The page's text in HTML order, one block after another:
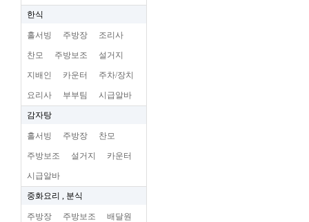
한식
홀서빙 주방장 조리사
찬모 주방보조 설거지
지배인 카운터 주차/장치
요리사 부부팀 시급알바
감자탕
홀서빙 주방장 찬모
주방보조 설거지 카운터
시급알바
중화요리 , 분식
주방장 주방보조 배달원